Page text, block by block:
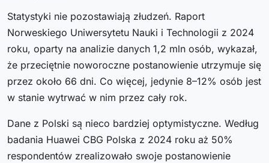
Statystyki nie pozostawiają złudzeń. Raport
Norweskiego Uniwersytetu Nauki i Technologii z 2024
roku, oparty na analizie danych 1,2 mln osób, wykazał,
że przeciętnie noworoczne postanowienie utrzymuje się
przez około 66 dni. Co więcej, jedynie 8–12% osób jest
w stanie wytrwać w nim przez cały rok.
Dane z Polski są nieco bardziej optymistyczne. Według
badania Huawei CBG Polska z 2024 roku aż 50%
respondentów zrealizowało swoje postanowienie